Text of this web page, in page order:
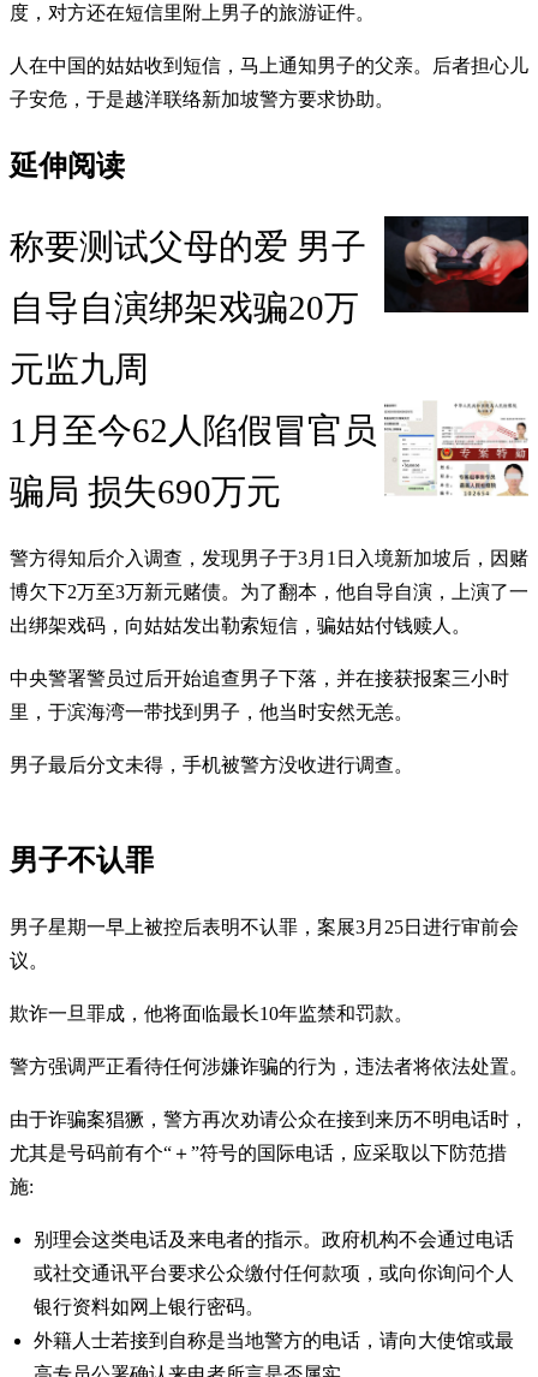
度，对方还在短信里附上男子的旅游证件。
人在中国的姑姑收到短信，马上通知男子的父亲。后者担心儿
子安危，于是越洋联络新加坡警方要求协助。
延伸阅读
称要测试父母的爱 男子
自导自演绑架戏骗20万
元监九周
1月至今62人陷假冒官员
骗局 损失690万元
警方得知后介入调查，发现男子于3月1日入境新加坡后，因赌
博欠下2万至3万新元赌债。为了翻本，他自导自演，上演了一
出绑架戏码，向姑姑发出勒索短信，骗姑姑付钱赎人。
中央警署警员过后开始追查男子下落，并在接获报案三小时
里，于滨海湾一带找到男子，他当时安然无恙。
男子最后分文未得，手机被警方没收进行调查。
男子不认罪
男子星期一早上被控后表明不认罪，案展3月25日进行审前会
议。
欺诈一旦罪成，他将面临最长10年监禁和罚款。
警方强调严正看待任何涉嫌诈骗的行为，违法者将依法处置。
由于诈骗案猖獗，警方再次劝请公众在接到来历不明电话时，
尤其是号码前有个“＋”符号的国际电话，应采取以下防范措
施:
别理会这类电话及来电者的指示。政府机构不会通过电话
或社交通讯平台要求公众缴付任何款项，或向你询问个人
银行资料如网上银行密码。
外籍人士若接到自称是当地警方的电话，请向大使馆或最